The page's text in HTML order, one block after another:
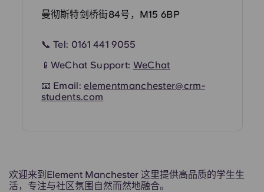
欢迎来到Element Manchester 这里提供高品质的学生生
活，专注与社区氛围自然而然地融合。
曼彻斯特剑桥街84号，M15 6BP
📞 Tel: 0161 441 9055
📱WeChat Support: WeChat
📧 Email:elementmanchester@crm-
students.com